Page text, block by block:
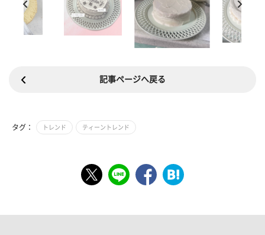
記事ページへ戻る
タグ： トレンド ティーントレンド